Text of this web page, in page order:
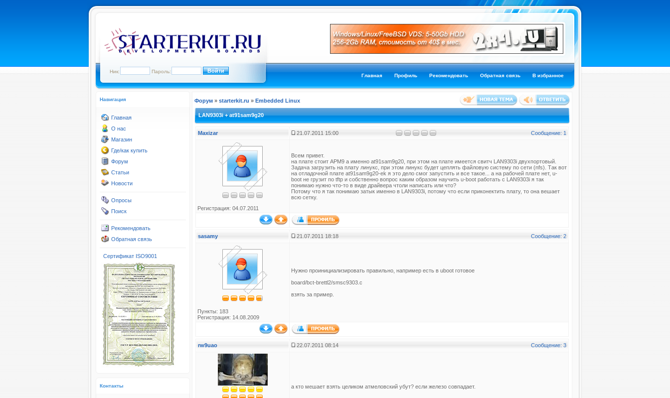
Ник: Пароль:
Главная Профиль Рекомендовать Обратная связь В избранное
Навигация
Главная
О нас
Магазин
Где/как купить
Форум
Статьи
Новости
Опросы
Поиск
Рекомендовать
Обратная связь
Сертификат ISO9001
Контакты
Форум » starterkit.ru » Embedded Linux
LAN9303i + at91sam9g20
Maxizar 21.07.2011 15:00 Сообщение: 1
Регистрация: 04.07.2011
Всем привет.
на плате стоит АРМ9 а именно at91sam9g20, при этом на плате имеется свитч LAN9303i двухпортовый.
Задача загрузить на плату линукс, при этом линукс будет цеплять файловую систему по сети (nfs). Так вот
на отладочной плате at91sam9g20-ek я это дело смог запустить и все такое... а на рабочей плате нет, u-
boot не грузит по tftp и собственно вопрос каким образом научить u-boot работать с LAN9303i я так
понимаю нужно что-то в виде драйвера чтоли написать или что?
Потому что я так понимаю затык именно в LAN9303i, потому что если приконектить плату, то она вешает
всю сетку.
sasamy 21.07.2011 18:18 Сообщение: 2
Пункты: 183
Регистрация: 14.08.2009
Нужно проинициализировать правильно, например есть в uboot готовое
board/bct-brettl2/smsc9303.c
взять за пример.
rw9uao 22.07.2011 08:14 Сообщение: 3
а кто мешает взять целиком атмеловский убут? если железо совпадает.